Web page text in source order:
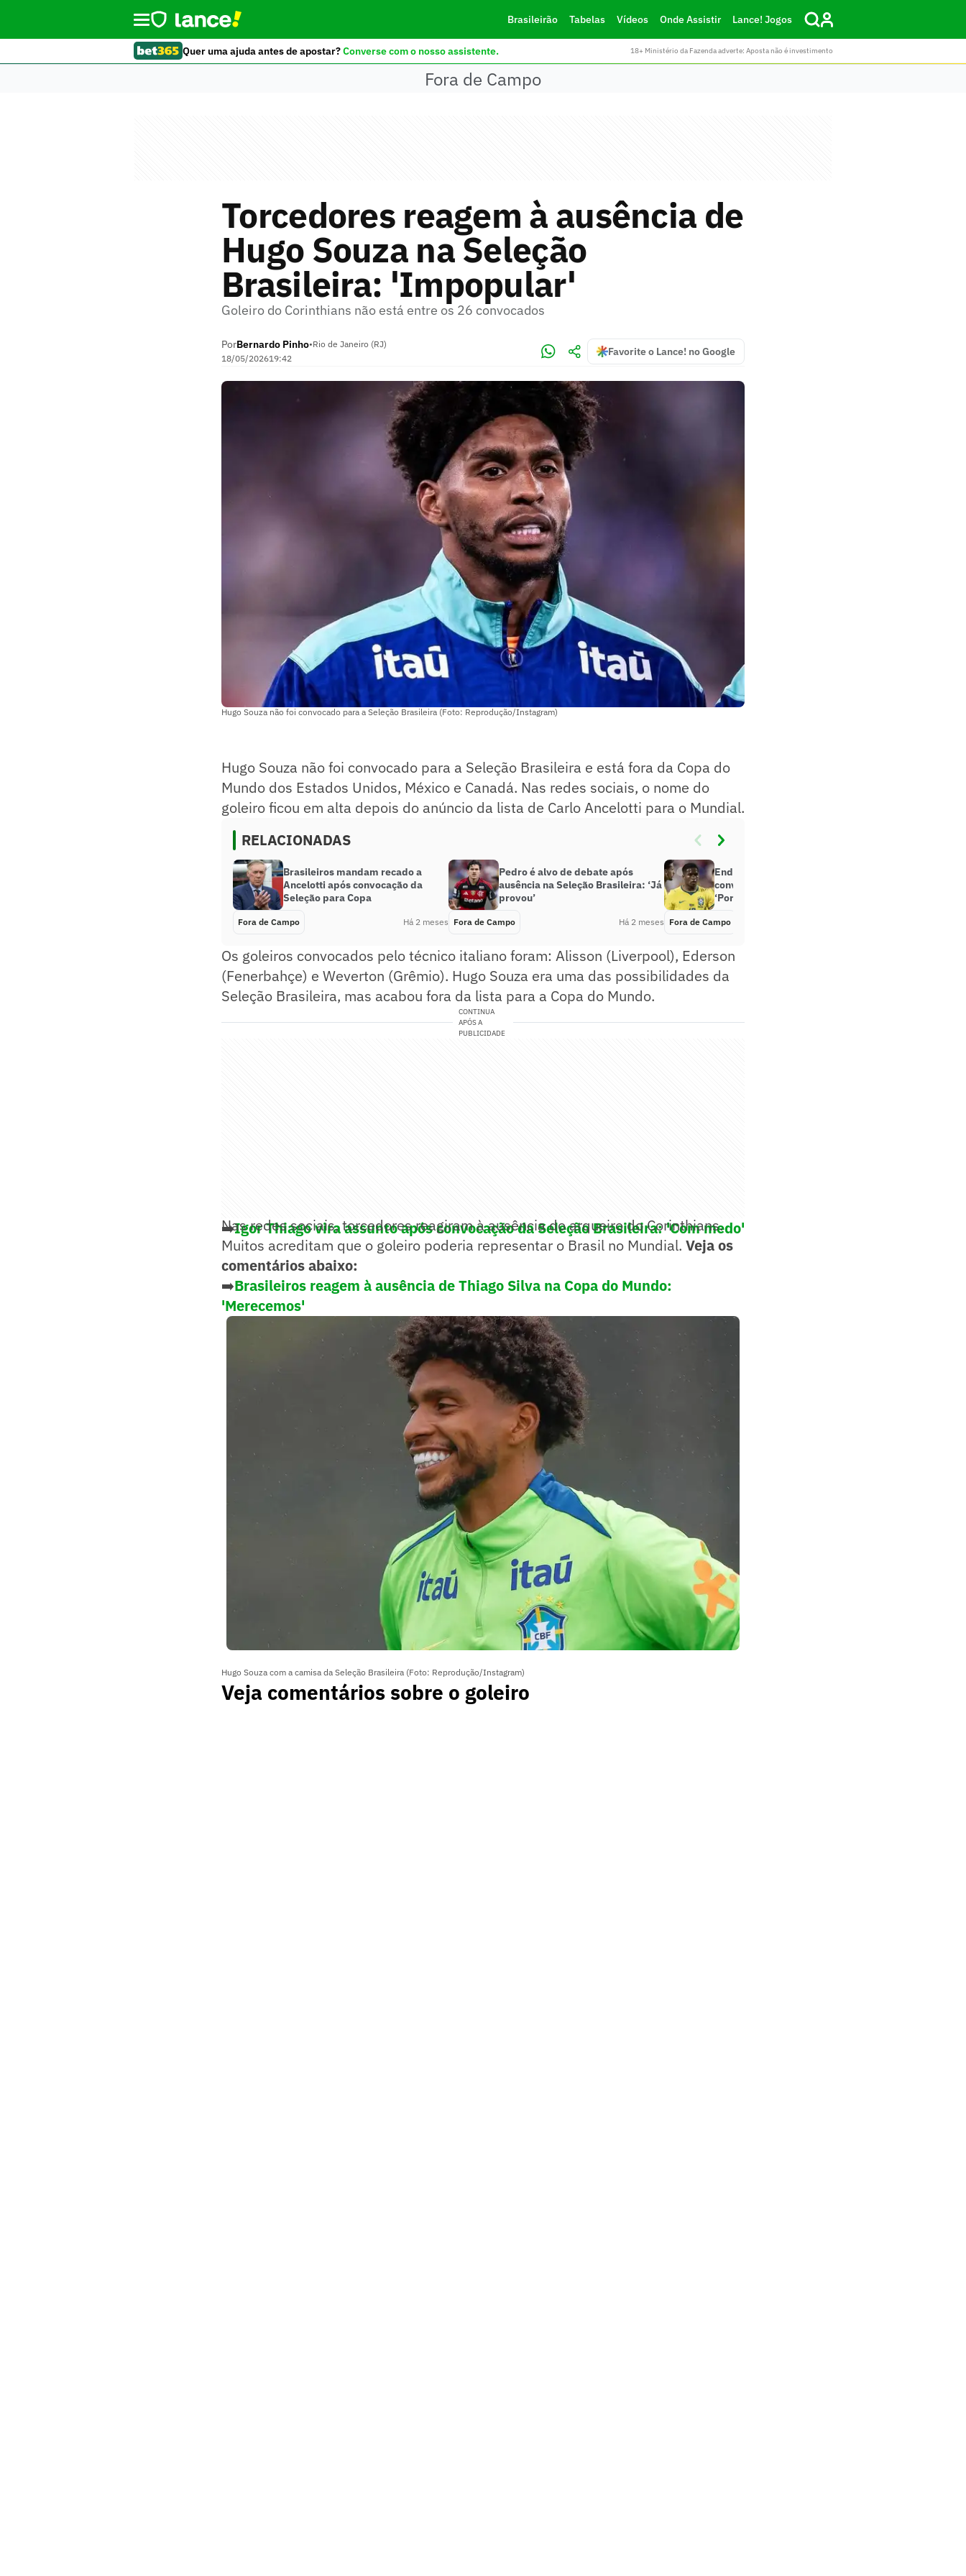
Brasileirão Tabelas Vídeos Onde Assistir Lance! Jogos
Quer uma ajuda antes de apostar?Converse com o nosso assistente. 18+ Ministério da Fazenda adverte: Aposta não é investimento
Fora de Campo
Torcedores reagem à ausência de
Hugo Souza na Seleção
Brasileira: 'Impopular'
Goleiro do Corinthians não está entre os 26 convocados
PorBernardo Pinho•Rio de Janeiro (RJ)
18/05/202619:42
Favorite o Lance! no Google
Hugo Souza não foi convocado para a Seleção Brasileira (Foto: Reprodução/Instagram)
Hugo Souza não foi convocado para a Seleção Brasileira e está fora da Copa do
Mundo dos Estados Unidos, México e Canadá. Nas redes sociais, o nome do
goleiro ficou em alta depois do anúncio da lista de Carlo Ancelotti para o Mundial.
RELACIONADAS
Brasileiros mandam recado a
Ancelotti após convocação da
Seleção para Copa
Fora de Campo Há 2 meses
Pedro é alvo de debate após
ausência na Seleção Brasileira: ‘Já
provou’
Fora de Campo Há 2 meses
Endrick agita debate após
convocação da Seleção Brasileira:
‘Por favor’
Fora de Campo
Os goleiros convocados pelo técnico italiano foram: Alisson (Liverpool), Ederson
(Fenerbahçe) e Weverton (Grêmio). Hugo Souza era uma das possibilidades da
Seleção Brasileira, mas acabou fora da lista para a Copa do Mundo.
CONTINUA
APÓS A
PUBLICIDADE
➡️Igor Thiago vira assunto após convocação da Seleção Brasileira: 'Com medo'
Nas redes sociais, torcedores reagiram à ausência do arqueiro do Corinthians.
Muitos acreditam que o goleiro poderia representar o Brasil no Mundial. Veja os
comentários abaixo:
➡️Brasileiros reagem à ausência de Thiago Silva na Copa do Mundo:
'Merecemos'
Hugo Souza com a camisa da Seleção Brasileira (Foto: Reprodução/Instagram)
Veja comentários sobre o goleiro